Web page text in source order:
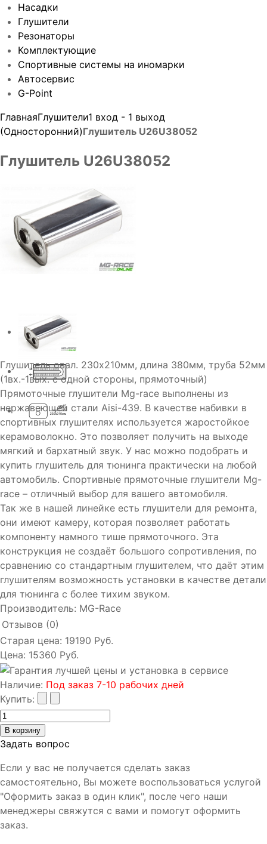
Насадки
Глушители
Резонаторы
Комплектующие
Спортивные системы на иномарки
Автосервис
G-Point
ГлавнаяГлушители1 вход - 1 выход
(Односторонний)Глушитель U26U38052
Глушитель U26U38052
Глушитель овал. 230х210мм, длина 380мм, труба 52мм
(1вх.-1вых. с одной стороны, прямоточный)
Прямоточные глушители Mg-race выполнены из
нержавеющей стали Aisi-439. В качестве набивки в
спортивных глушителях используется жаростойкое
керамоволокно. Это позволяет получить на выходе
мягкий и бархатный звук. У нас можно подобрать и
купить глушитель для тюнинга практически на любой
автомобиль. Спортивные прямоточные глушители Mg-
race – отличный выбор для вашего автомобиля.
Так же в нашей линейке есть глушители для ремонта,
они имеют камеру, которая позволяет работать
компоненту намного тише прямоточного. Эта
конструкция не создаёт большого сопротивления, по
сравнению со стандартным глушителем, что даёт этим
глушителям возможность установки в качестве детали
для тюнинга с более тихим звуком.
Производитель: MG-Race
Отзывов (0)
Старая цена: 19190 Руб.
Цена: 15360 Руб.
Наличие: Под заказ 7-10 рабочих дней
Купить:
Задать вопрос
Если у вас не получается сделать заказ
самостоятельно, Вы можете воспользоваться услугой
"Оформить заказ в один клик", после чего наши
менеджеры свяжутся с вами и помогут оформить
заказ.